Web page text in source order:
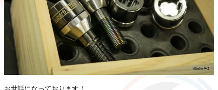
お世話になっております！